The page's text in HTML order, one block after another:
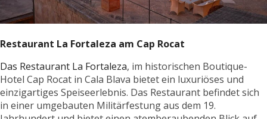
Restaurant La Fortaleza am Cap Rocat
Das Restaurant La Fortaleza, im historischen Boutique-
Hotel Cap Rocat in Cala Blava bietet ein luxuriöses und
einzigartiges Speiseerlebnis. Das Restaurant befindet sich
in einer umgebauten Militärfestung aus dem 19.